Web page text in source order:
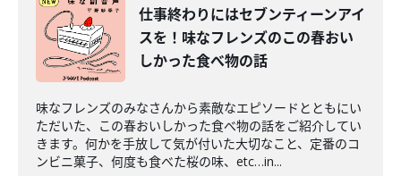
仕事終わりにはセブンティーンアイ
スを！味なフレンズのこの春おい
しかった食べ物の話
味なフレンズのみなさんから素敵なエピソードとともにい
ただいた、この春おいしかった食べ物の話をご紹介してい
きます。何かを手放して気が付いた大切なこと、定番のコ
ンビニ菓子、何度も食べた桜の味、etc…in...